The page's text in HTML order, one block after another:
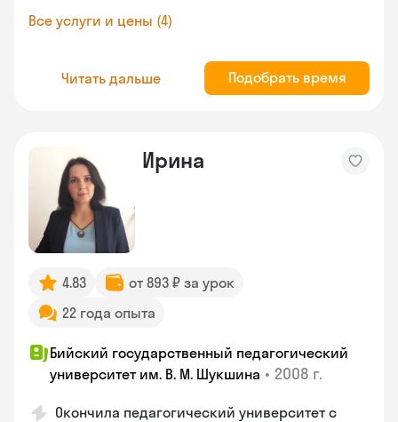
Все услуги и цены (4)
Читать дальше Подобрать время
Ирина
4.83
от 893 ₽ за урок
22 года опыта
Бийский государственный педагогический
университет им. В. М. Шукшина • 2008 г.
Окончила педагогический университет с